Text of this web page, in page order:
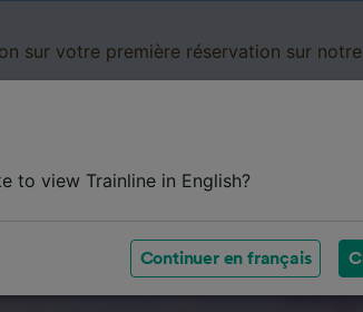
sur votre première réservation sur
to view Trainline in English?
Continuer en français